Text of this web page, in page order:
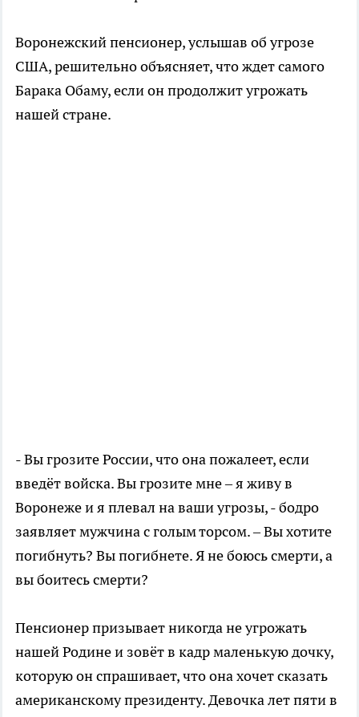
Воронежский пенсионер, услышав об угрозе
США, решительно объясняет, что ждет самого
Барака Обаму, если он продолжит угрожать
нашей стране.
- Вы грозите России, что она пожалеет, если
введёт войска. Вы грозите мне – я живу в
Воронеже и я плевал на ваши угрозы, - бодро
заявляет мужчина с голым торсом. – Вы хотите
погибнуть? Вы погибнете. Я не боюсь смерти, а
вы боитесь смерти?
Пенсионер призывает никогда не угрожать
нашей Родине и зовёт в кадр маленькую дочку,
которую он спрашивает, что она хочет сказать
американскому президенту. Девочка лет пяти в